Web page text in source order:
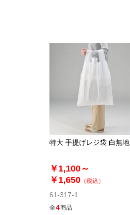
特大 手提げレジ袋 白無地
￥1,100～
￥1,650 （税込）
61-317-1
全4商品